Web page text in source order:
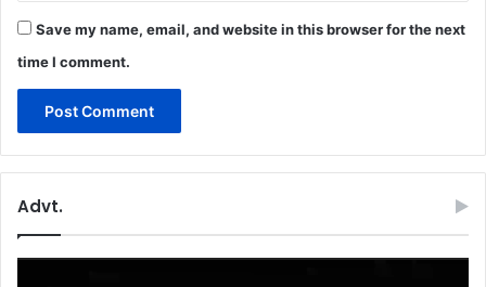
Save my name, email, and website in this browser for the next
time I comment.
Advt.